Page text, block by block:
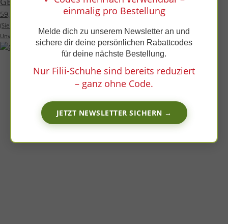
59,99 €
(Sie sparen
Unverbindliche Preisempfehlung des Herstellers:79,99 €
einmalig pro Bestellung
Melde dich zu unserem Newsletter an und
sichere dir deine persönlichen Rabattcodes
für deine nächste Bestellung.
Nur Filii-Schuhe sind bereits reduziert
– ganz ohne Code.
JETZT NEWSLETTER SICHERN →